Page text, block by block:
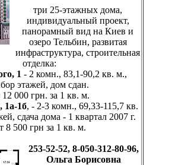
три 25-этажных дома,
индивидуальный проект,
панорамный вид на Киев и
озеро Тельбин, развитая
инфраструктура, строительная
отделка:
1 - 2 комн., 83,1-90,2 кв. м.,
этажей, дом сдан.
000 грн. за 1 кв. м.
1а-1б, - 2-3 комн., 69,33-115,7 кв.
сдача дома - 1 квартал 2007 г.
8 500 грн за 1 кв. м.
253-52-52, 8-050-312-80-96,
Ольга Борисовна